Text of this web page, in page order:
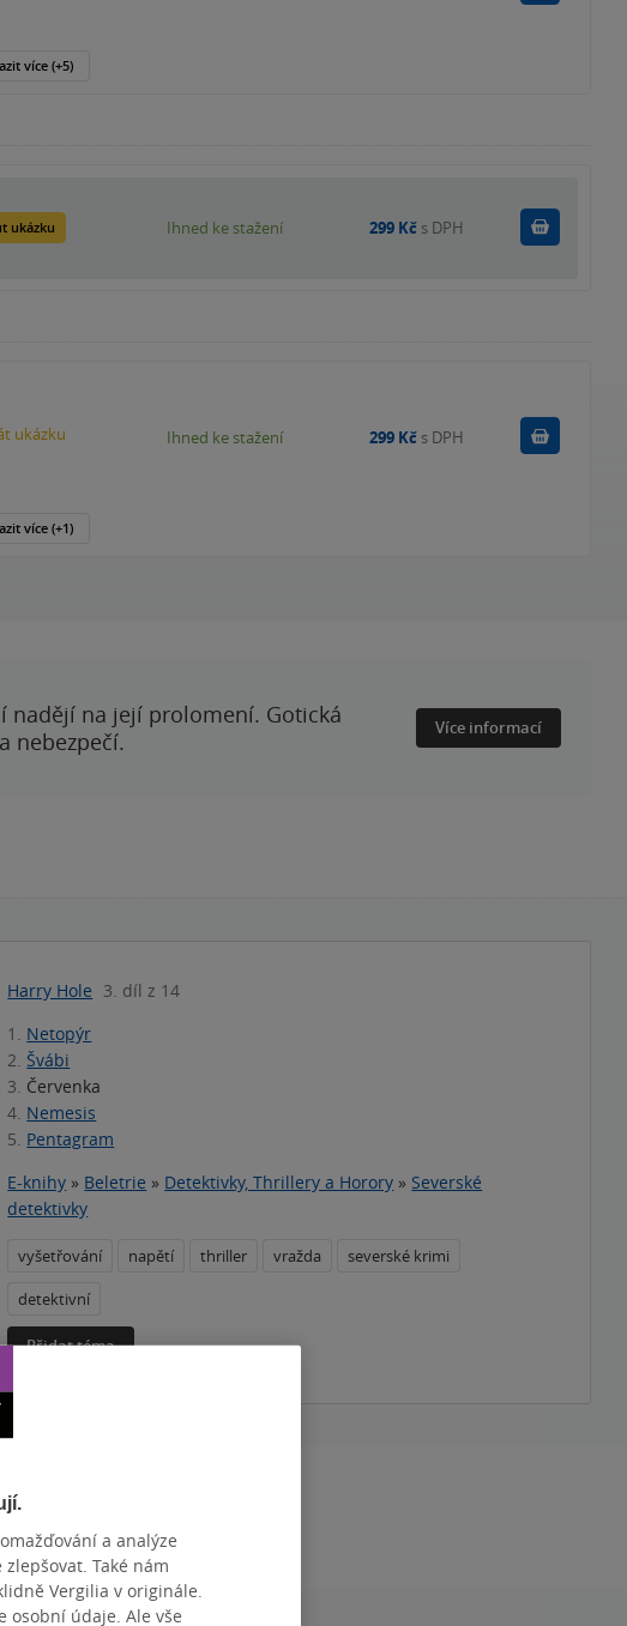
více (+5)
ukázku Ihned ke stažení 299 Kč s DPH Koupit
ukázku Ihned ke stažení 299 Kč s DPH Koupit
více (+1)
nadějí na její prolomení. Gotická
nebezpečí.
Více informací
Harry Hole 3. díl z 14
1. Netopýr
2. Švábi
3. Červenka
4. Nemesis
5. Pentagram
E-knihy » Beletrie » Detektivky, Thrillery a Horory » Severské
detektivky
vyšetřování napětí thriller vražda
severské krimi
detektivní
Přidat téma
VYDÁNÍ
a analýze
Také nám
Vergilia v originále.
osobní údaje. Ale vše